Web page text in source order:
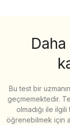
Bu test bir
geçmemektedir.
olmadığı ile
öğrenebilmek için